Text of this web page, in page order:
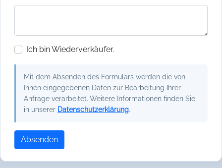
Ich bin Wiederverkäufer.
Mit dem Absenden des Formulars werden die von
Ihnen eingegebenen Daten zur Bearbeitung Ihrer
Anfrage verarbeitet. Weitere Informationen finden Sie
in unserer Datenschutzerklärung.
Absenden